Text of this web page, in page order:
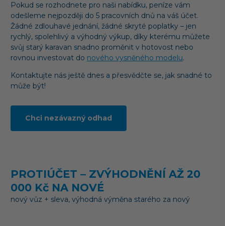
Pokud se rozhodnete pro naši nabídku, peníze vám
odešleme nejpozději do 5 pracovních dnů na váš účet.
Žádné zdlouhavé jednání, žádné skryté poplatky – jen
rychlý, spolehlivý a výhodný výkup, díky kterému můžete
svůj starý karavan snadno proměnit v hotovost nebo
rovnou investovat do nového vysněného modelu.
Kontaktujte nás ještě dnes a přesvědčte se, jak snadné to
může být!
Chci nezávazný odhad
PROTIÚČET – ZVÝHODNĚNÍ AŽ 20
000 Kč NA NOVÉ
nový vůz + sleva, výhodná výměna starého za nový